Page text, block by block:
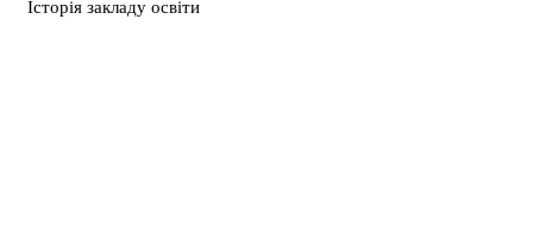
Історія закладу освіти